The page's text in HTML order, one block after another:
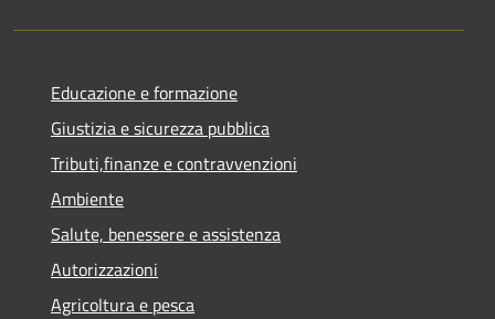
Educazione e formazione
Giustizia e sicurezza pubblica
Tributi,finanze e contravvenzioni
Ambiente
Salute, benessere e assistenza
Autorizzazioni
Agricoltura e pesca